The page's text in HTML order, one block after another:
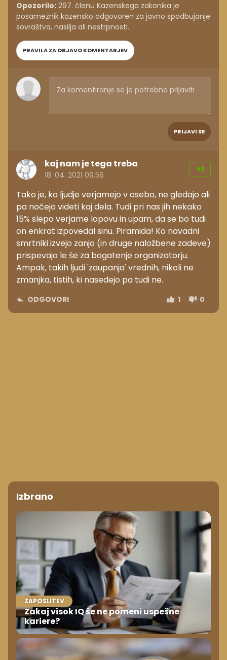
Opozorilo: 297. členu Kazenskega zakonika je
posameznik kazensko odgovoren za javno spodbujanje
sovraštva, nasilja ali nestrpnosti.
PRAVILA ZA OBJAVO KOMENTARJEV
PRIJAVI SE
kaj nam je tega treba
18. 04. 2021 09.56
+1
Tako je, ko ljudje verjamejo v osebo, ne gledajo ali
pa nočejo videti kaj dela. Tudi pri nas jih nekako
15% slepo verjame lopovu in upam, da se bo tudi
on enkrat izpovedal sinu. Piramida! Ko navadni
smrtniki izvejo zanjo (in druge naložbene zadeve)
prispevajo le še za bogatenje organizatorju.
Ampak, takih ljudi 'zaupanja' vrednih, nikoli ne
zmanjka, tistih, ki nasedejo pa tudi ne.
ODGOVORI 1 0
Izbrano
ZAPOSLITEV
Zakaj visok IQ še ne pomeni uspešne
kariere?